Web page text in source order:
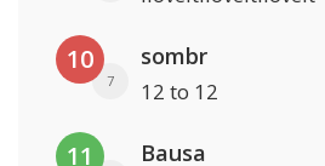
10
7
sombr
12 to 12
11 Bausa